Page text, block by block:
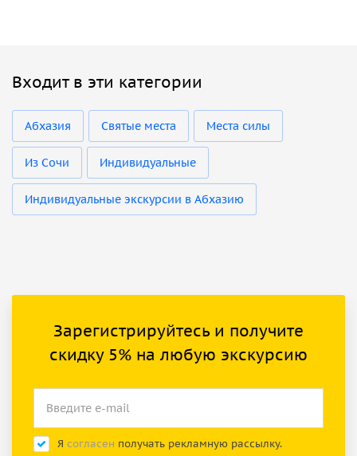
Входит в эти категории
Абхазия Святые места Места силы
Из Сочи Индивидуальные
Индивидуальные экскурсии в Абхазию
Зарегистрируйтесь и получите
скидку 5% на любую экскурсию
Я согласен получать рекламную рассылку.